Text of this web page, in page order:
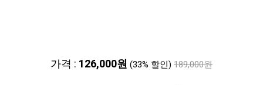
가격 : 126,000원 (33% 할인) 189,000원